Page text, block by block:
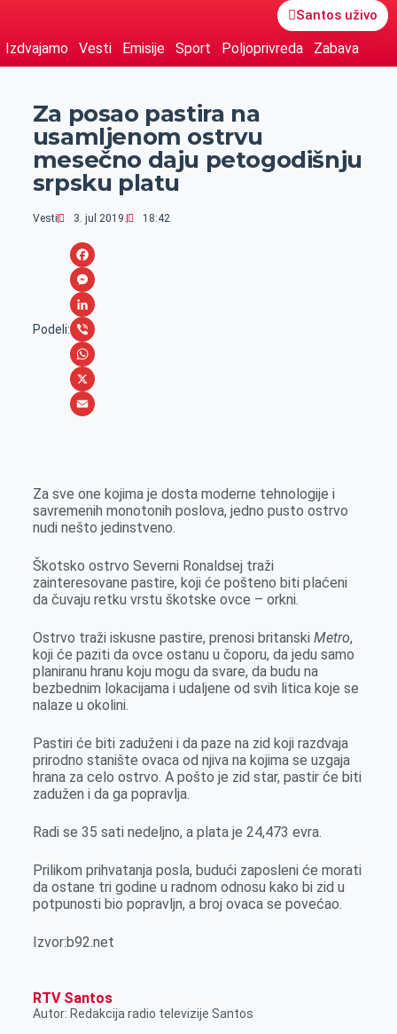
Santos uživo
Izdvajamo Vesti Emisije Sport Poljoprivreda Zabava
Za posao pastira na
usamljenom ostrvu
mesečno daju petogodišnju
srpsku platu
Vesti 3. jul 2019. 18:42
Podeli:
F
a
c
e
b
o
M
e
s
s
e
r
L
i
n
k
n
V
i
b
W
h
A
p
X
i
l
Za sve one kojima je dosta moderne tehnologije i
savremenih monotonih poslova, jedno pusto ostrvo
nudi nešto jedinstveno.
Škotsko ostrvo Severni Ronaldsej traži
zainteresovane pastire, koji će pošteno biti plaćeni
da čuvaju retku vrstu škotske ovce – orkni.
Ostrvo traži iskusne pastire, prenosi britanski Metro,
koji će paziti da ovce ostanu u čoporu, da jedu samo
planiranu hranu koju mogu da svare, da budu na
bezbednim lokacijama i udaljene od svih litica koje se
nalaze u okolini.
Pastiri će biti zaduženi i da paze na zid koji razdvaja
prirodno stanište ovaca od njiva na kojima se uzgaja
hrana za celo ostrvo. A pošto je zid star, pastir će biti
zadužen i da ga popravlja.
Radi se 35 sati nedeljno, a plata je 24,473 evra.
Prilikom prihvatanja posla, budući zaposleni će morati
da ostane tri godine u radnom odnosu kako bi zid u
potpunosti bio popravljn, a broj ovaca se povećao.
Izvor:b92.net
RTV Santos
Autor: Redakcija radio televizije Santos